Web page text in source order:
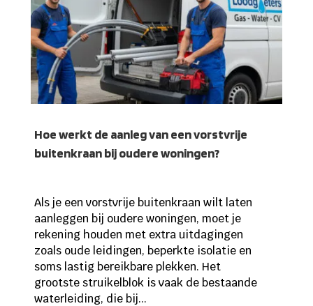
Hoe werkt de aanleg van een vorstvrije
buitenkraan bij oudere woningen?
Als je een vorstvrije buitenkraan wilt laten
aanleggen bij oudere woningen, moet je
rekening houden met extra uitdagingen
zoals oude leidingen, beperkte isolatie en
soms lastig bereikbare plekken. Het
grootste struikelblok is vaak de bestaande
waterleiding, die bij...